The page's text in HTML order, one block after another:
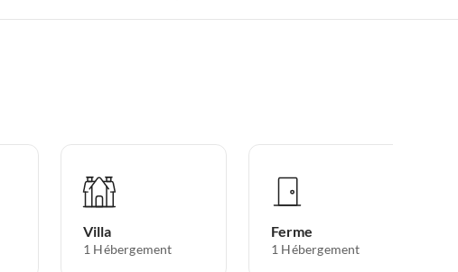
Villa
1 Hébergement
Ferme
1 Hébergement